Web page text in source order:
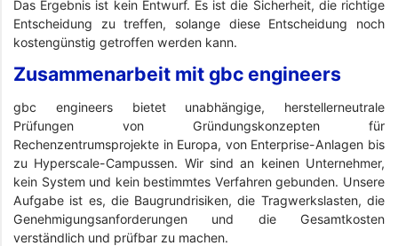
Das Ergebnis ist kein Entwurf. Es ist die Sicherheit, die richtige
Entscheidung zu treffen, solange diese Entscheidung noch
kostengünstig getroffen werden kann.
Zusammenarbeit mit gbc engineers
gbc engineers bietet unabhängige, herstellerneutrale
Prüfungen von Gründungskonzepten für
Rechenzentrumsprojekte in Europa, von Enterprise-Anlagen bis
zu Hyperscale-Campussen. Wir sind an keinen Unternehmer,
kein System und kein bestimmtes Verfahren gebunden. Unsere
Aufgabe ist es, die Baugrundrisiken, die Tragwerkslasten, die
Genehmigungsanforderungen und die Gesamtkosten
verständlich und prüfbar zu machen.